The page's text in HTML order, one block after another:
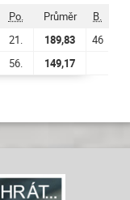
Po. Průměr
B.
21. 189,83
46
56. 149,17